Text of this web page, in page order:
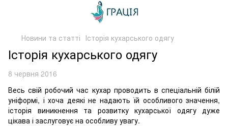
Новини та статті Історія кухарського одягу
Історія кухарського одягу
8 червня 2016
Весь свій робочий час кухар проводить в спеціальній білій
уніформі, і хоча деякі не надають їй особливого значення,
історія виникнення та розвитку кухарської одягу дуже
цікава і заслуговує на особливу увагу.